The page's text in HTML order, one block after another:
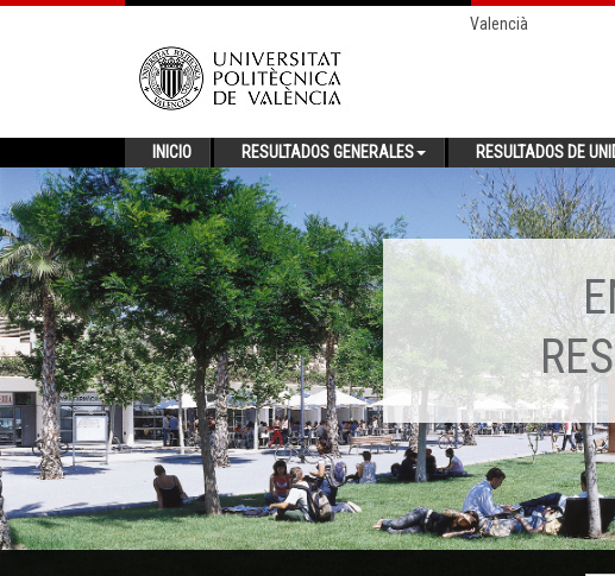
Valencià
INICIO RESULTADOS GENERALES RESULTADOS DE